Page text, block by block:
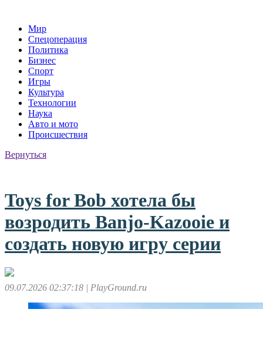
Мир
Спецоперация
Политика
Бизнес
Спорт
Игры
Культура
Технологии
Наука
Авто и мото
Происшествия
Вернуться
Toys for Bob хотела бы
возродить Banjo-Kazooie и
создать новую игру серии
09.07.2026 02:37:18 | PlayGround.ru